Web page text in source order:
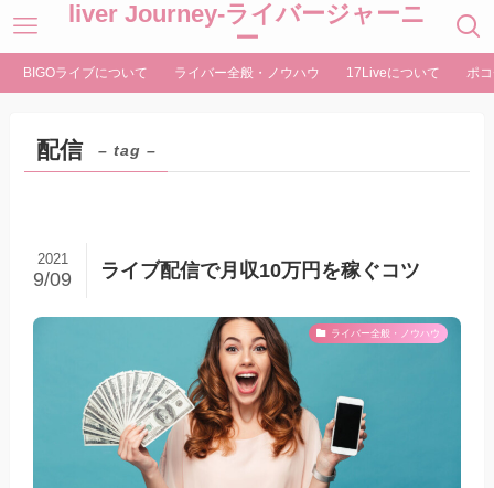
liver Journey-ライバージャーニ
ー
BIGOライブについて ライバー全般・ノウハウ 17Liveについて ポ
配信 – tag –
ライブ配信で月収10万円を稼ぐコツ
2021
9/09
ライバー全般・ノウハウ